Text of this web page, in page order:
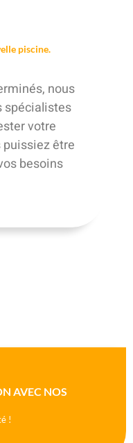
piscine.
nous
spécialistes
votre
être
besoins
AVEC NOS
!